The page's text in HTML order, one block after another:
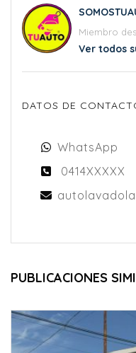
Miembro
Ver todos
DATOS DE
WhatsApp
0414XXXXX
PUBLICACIONES